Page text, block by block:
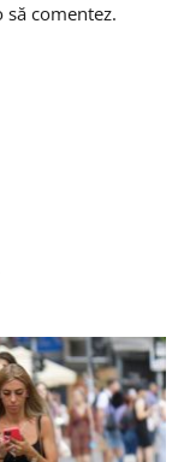
comentez.